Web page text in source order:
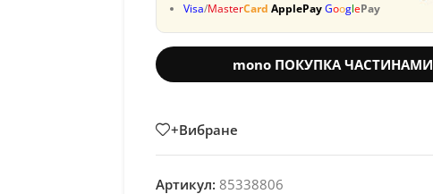
Visa/MasterCard ApplePay GooglePay
mono ПОКУПКА ЧАСТИНАМИ
+Вибране
Артикул: 85338806